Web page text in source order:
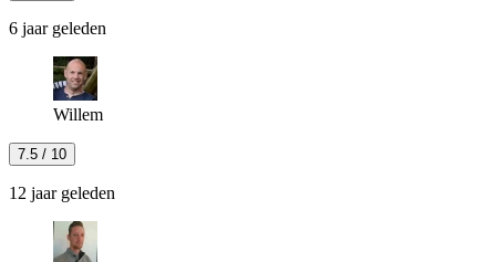
6 jaar geleden
Willem
7.5 / 10
12 jaar geleden